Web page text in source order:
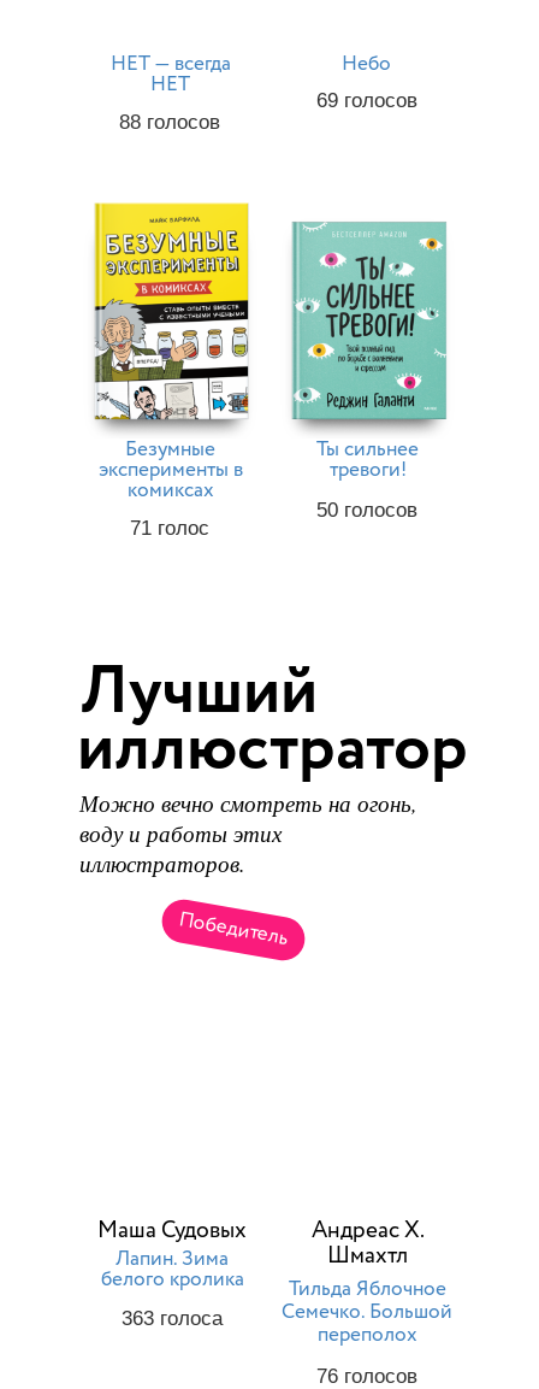
88 голосов
НЕТ — всегда
НЕТ
69 голосов
Небо
50 голосов
Ты сильнее
тревоги!
71 голос
Безумные
эксперименты в
комиксах
иллюстратор
Лучший
Можно вечно смотреть на огонь,
воду и работы этих
иллюстраторов.
Лапин. Зима
белого кролика
363 голоса
Маша Судовых
Тильда Яблочное
Семечко. Большой
переполох
76 голосов
Андреас Х.
Шмахтл
Победитель